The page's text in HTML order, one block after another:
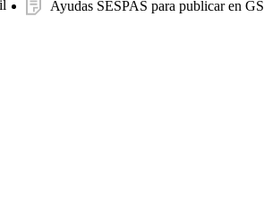
Ayudas SESPAS para publicar en GS